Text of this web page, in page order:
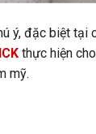
ý, đặc biệt tại
thực hiện
mỹ.